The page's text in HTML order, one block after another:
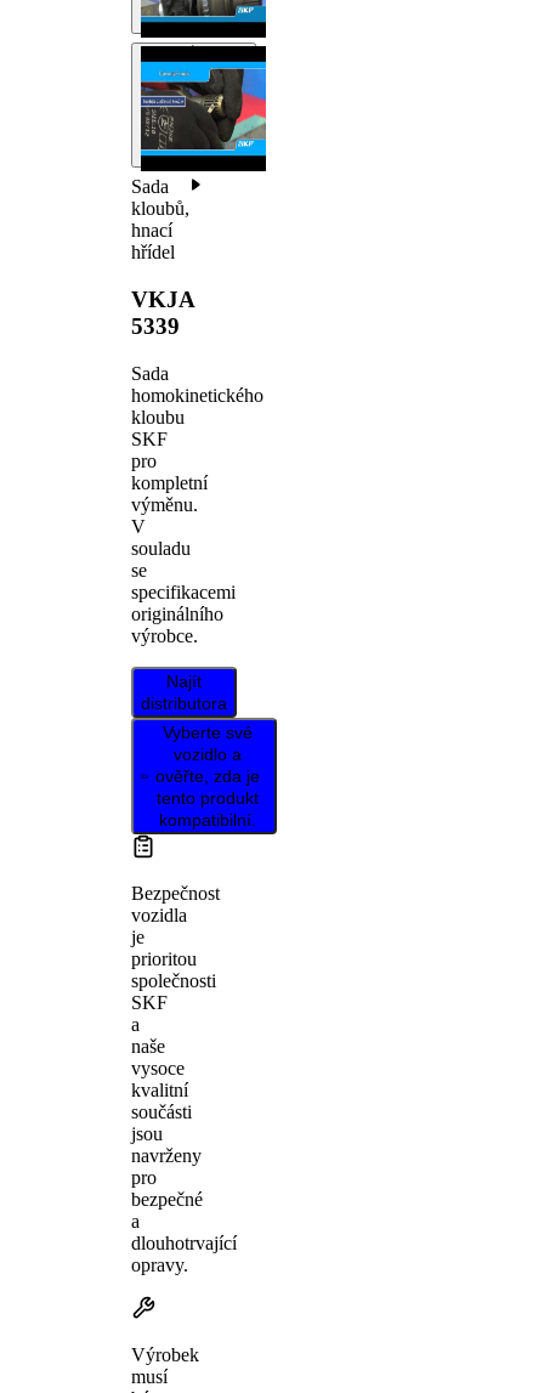
Sada
kloubů,
hnací
hřídel
VKJA
5339
Sada
homokinetického
kloubu
SKF
pro
kompletní
výměnu.
V
souladu
se
specifikacemi
originálního
výrobce.
Najít
distributora
Vyberte své
vozidlo a
ověřte, zda je
tento produkt
kompatibilní.
Bezpečnost
vozidla
je
prioritou
společnosti
SKF
a
naše
vysoce
kvalitní
součásti
jsou
navrženy
pro
bezpečné
a
dlouhotrvající
opravy.
Výrobek
musí